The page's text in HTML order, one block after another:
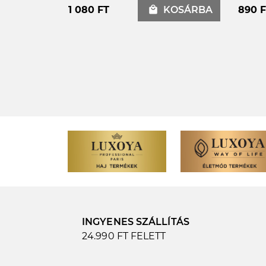
1 080 FT local_mall KOSÁRBA 890
INGYENES SZÁLLÍTÁS
24.990 FT FELETT